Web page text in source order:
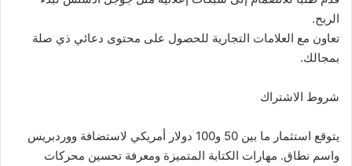
الربح.
تعاون مع العلامات التجارية للحصول على محتوى دعائي ذي صلة
بمجالك.
شروط الاشتراك
يتوقع استثمار ما بين 50 و100 دولار أمريكي لاستضافة ووردبريس
واسم نطاق. مهارات الكتابة المتميزة ومعرفة تحسين محركات